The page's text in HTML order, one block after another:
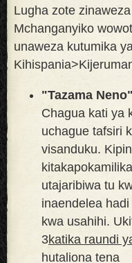
Lugha zote
Mchanganyiko
unaweza kutumika
"Tazama
Chagua kati ya
uchague tafsiri
visanduku.
utajaribiwa tu
inaendelea
kwa usahihi.
3katika raundi
hutaliona tena